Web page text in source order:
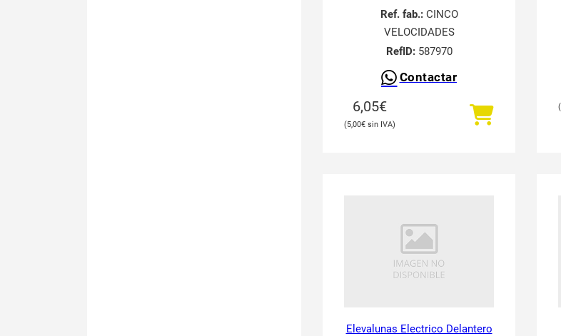
Ref. fab.:CINCO
VELOCIDADES
RefID:587970
Contactar
6,05€
5,00€
Elevalunas Electrico Delantero